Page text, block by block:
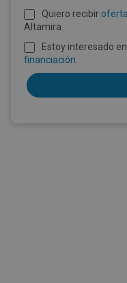
Quiero recibir
Altamira.
Estoy interesado
financiación.